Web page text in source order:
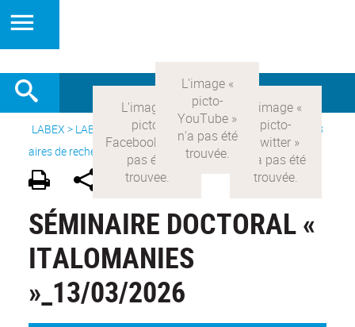
LABEX > LABEX COMOD> Version française > Recherche >
8
aires de recherche> Modernités italiennes
SÉMINAIRE DOCTORAL «
ITALOMANIES
»_13/03/2026